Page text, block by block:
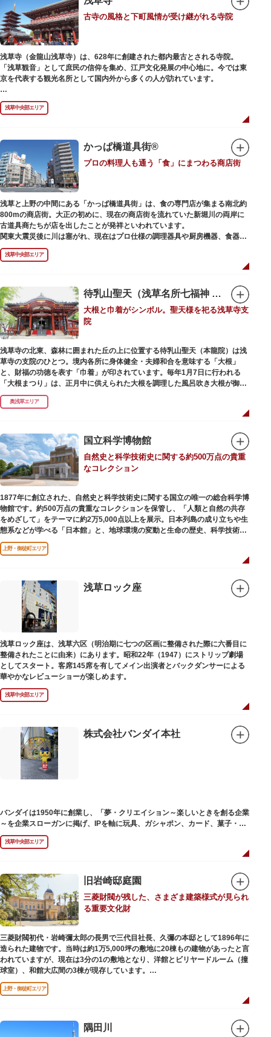
にはマガモ・オナガガモなどたくさんの鴨や渡り鳥が訪れます。大都会の中
でバードウォッチングができる珍しいスポットです。
ファミリーで、カップルで、または一人でゆったりと、思い思いの時間をお
過ごしください。
古寺の風格と下町風情が受け継がれる寺院
浅草寺（金龍山浅草寺）は、628年に創建された都内最古とされる寺院。
「浅草観音」として庶民の信仰を集め、江戸文化発展の中心地に。今では東
京を代表する観光名所として国内外から多くの人が訪れています。
浅草の象徴とも言える「雷門（風雷神門）」は、高さ3.9mの大提灯と風神雷
神像が安置された浅草寺の総門。本堂前には2体の仁王尊像が並ぶ山門「宝
蔵門」が建ち、参拝客を堂々と迎えてくれます。本堂前には、邪気を払うご
身を清めましょう。「観音堂」とも呼ばれる本堂にはご本尊の聖観世音菩薩
が祀られており、毎日定時に法要が執り行われています。
境内の歴史ある建造物も必見です。ひと際目立つ五重塔、国指定重要文化財
の二天門、浅草名所七福神のひとつ・大黒天が祀られた影向堂（ようごうど
う）など、悠久の時に思いを馳せて見学をお楽しみください。
日没後はライトアップされ、朱塗りの建物がより一層鮮やかに浮かび上がり
ます。昼間は約90店舗が軒を連ねる仲見世のお店も閉まり、シャッターに描
かれた「浅草絵巻」を楽しめるのも夜の醍醐味。撮影スポットやデートスポ
ットにもおすすめです。昼間と比べて人が少なくゆっくり巡れるので、足を
運んでみてはいかがでしょうか。
浅草中央部エリア
かっぱ橋道具街®
プロの料理人も通う「食」にまつわる商店街
浅草と上野の中間にある「かっぱ橋道具街」は、食の専門店が集まる南北約
800mの商店街。大正の初めに、現在の商店街を流れていた新堀川の両岸に
古道具商たちが店を出したことが発祥といわれています。
関東大震災後に川は塞がれ、現在はプロ仕様の調理器具や厨房機器、食器、
包材、調理衣装など「食」にまつわる約170軒の専門店が集まる個性的な専
門商店街として賑わいを見せています。もちろん、ほとんどのお店が小売に
も対応。家庭の調理用具を購入したい人や観光客にもおすすめです。食品サ
毎年、道具の日である10月9日前後に開催される「かっぱ橋道具まつり」で
は、各店舗がおすすめ商品や掘り出しものを販売。また、年ごとに異なる
様々な催しものも行われます。
浅草中央部エリア
待乳山聖天（浅草名所七福神 毘沙門天）
大根と巾着がシンボル。聖天様を祀る浅草寺支
院
浅草寺の北東、森林に囲まれた丘の上に位置する待乳山聖天（本龍院）は浅
草寺の支院のひとつ。境内各所に身体健全・夫婦和合を意味する「大根」
と、財福の功徳を表す「巾着」が印されています。毎年1月7日に行われる
「大根まつり」は、正月中に供えられた大根を調理した風呂吹き大根が御神
酒とともに参拝者に振る舞われるイベント。聖天様のお下がりの大根をいた
だくことで、心身健康のご利益があるそうです。
養する最高の祈祷法。心願成就の力があると考えられており、依頼すると7
日間毎朝祈祷していただけます。また、浅草名所七福神のひとつとしても知
られ、毘沙門天が祀られています。
奥浅草エリア
国立科学博物館
自然史と科学技術史に関する約500万点の貴重
なコレクション
1877年に創立された、自然史と科学技術史に関する国立の唯一の総合科学博
物館です。約500万点の貴重なコレクションを保管し、「人類と自然の共存
をめざして」をテーマに約2万5,000点以上を展示。日本列島の成り立ちや生
態系などが学べる「日本館」と、地球環境の変動と生命の歴史、科学技術の
進歩などが学べる「地球館」の2つの常設展示をメインに、特別展・企画展
などから構成されています。
2005年「愛・地球博」の長久手日本館で人気を博した「地球の部屋」を移設
100万分の1の大きさ）のドームの内側すべてがスクリーンになっている世界
初のシアターで、月ごとに変わるオリジナル映像を上映しています。
楽しみながら学習できるイベント企画や、恐竜をはじめとした様々な実物標
本、子ども向けのコーナーもあり、お子様連れでも楽しめる博物館です。
また、国立科学博物館では、日本およびアジアにおける科学系博物館の中核
施設として、調査研究、標本資料の収集・保管・活用、展示・学習支援を推
進。これらの活動を上野の本館、白金台の附属自然教育園、茨城県つくば市
の実験植物園や筑波研究施設（非公開）で展開しています。
上野・御徒町エリア
浅草ロック座
浅草ロック座は、浅草六区（明治期に七つの区画に整備された際に六番目に
整備されたことに由来）にあります。昭和22年（1947）にストリップ劇場
としてスタート。客席145席を有してメイン出演者とバックダンサーによる
華やかなレビューショーが楽しめます。
浅草中央部エリア
株式会社バンダイ本社
バンダイは1950年に創業し、「夢・クリエイション～楽しいときを創る企業
～を企業スローガンに掲げ、IPを軸に玩具、ガシャポン、カード、菓子・食
品・食玩、アパレル、日用雑貨など、お客さまの身近で楽しんでいただける
エンターテインメントをお届けしています。
浅草中央部エリア
旧岩崎邸庭園
三菱財閥が残した、さまざま建築様式が見られ
る重要文化財
三菱財閥初代・岩崎彌太郎の長男で三代目社長、久彌の本邸として1896年に
造られた建物です。当時は約1万5,000坪の敷地に20棟もの建物があったと言
われていますが、現在は3分の1の敷地となり、洋館とビリヤードルーム（撞
球室）、和館大広間の3棟が現存しています。
【洋館】
鹿鳴館の建築家として知られるジョサイア・コンドルによって設計された西
ています。
上野・御徒町エリア
隅田川